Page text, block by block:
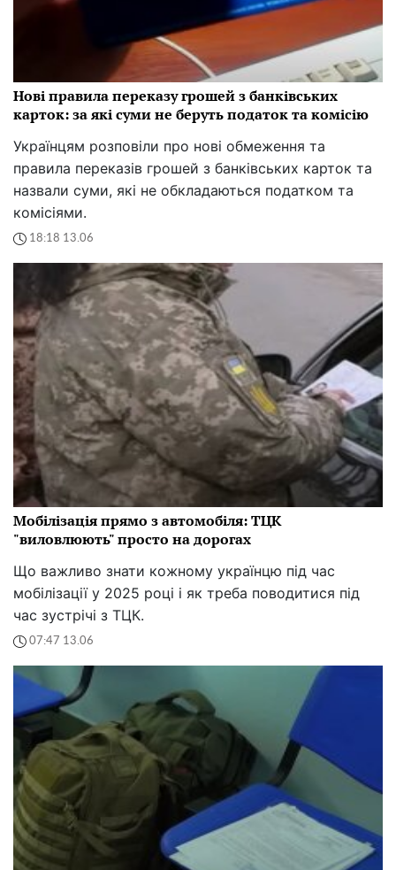
Нові правила переказу грошей з банківських
карток: за які суми не беруть податок та комісію
Українцям розповіли про нові обмеження та
правила переказів грошей з банківських карток та
назвали суми, які не обкладаються податком та
комісіями.
18:18 13.06
Мобілізація прямо з автомобіля: ТЦК
"виловлюють" просто на дорогах
Що важливо знати кожному українцю під час
мобілізації у 2025 році і як треба поводитися під
час зустрічі з ТЦК.
07:47 13.06